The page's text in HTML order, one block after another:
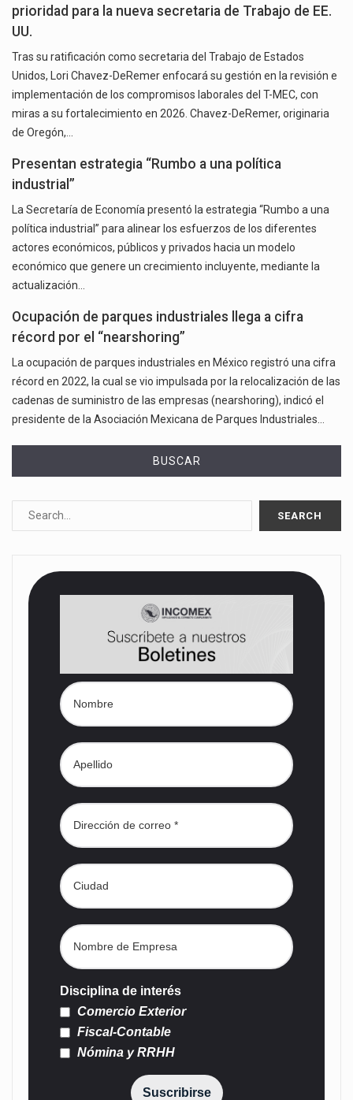
prioridad para la nueva secretaria de Trabajo de EE.
UU.
Tras su ratificación como secretaria del Trabajo de Estados
Unidos, Lori Chavez-DeRemer enfocará su gestión en la revisión e
implementación de los compromisos laborales del T-MEC, con
miras a su fortalecimiento en 2026. Chavez-DeRemer, originaria
de Oregón,…
Presentan estrategia “Rumbo a una política
industrial”
La Secretaría de Economía presentó la estrategia “Rumbo a una
política industrial” para alinear los esfuerzos de los diferentes
actores económicos, públicos y privados hacia un modelo
económico que genere un crecimiento incluyente, mediante la
actualización…
Ocupación de parques industriales llega a cifra
récord por el “nearshoring”
La ocupación de parques industriales en México registró una cifra
récord en 2022, la cual se vio impulsada por la relocalización de las
cadenas de suministro de las empresas (nearshoring), indicó el
presidente de la Asociación Mexicana de Parques Industriales…
BUSCAR
Disciplina de interés
Comercio Exterior
Fiscal-Contable
Nómina y RRHH
Suscribirse